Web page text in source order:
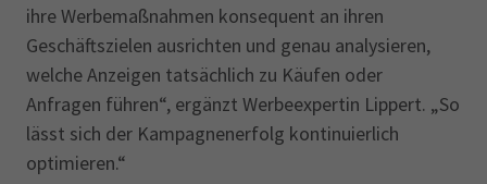
ihre Werbemaßnahmen konsequent an ihren
Geschäftszielen ausrichten und genau analysieren,
welche Anzeigen tatsächlich zu Käufen oder
Anfragen führen“, ergänzt Werbeexpertin Lippert. „So
lässt sich der Kampagnenerfolg kontinuierlich
optimieren.“